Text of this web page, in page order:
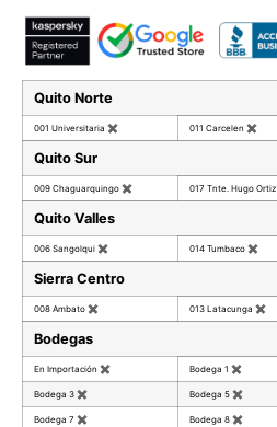
Quito Norte
001 Universitaria ✖ 011 Carcelen ✖
Quito Sur
009 Chaguarquingo ✖ 017 Tnte. Hugo Ortiz
Quito Valles
006 Sangolqui ✖ 014 Tumbaco ✖
Sierra Centro
008 Ambato ✖ 013 Latacunga ✖
Bodegas
En Importación ✖ Bodega 1 ✖
Bodega 3 ✖ Bodega 5 ✖
Bodega 7 ✖ Bodega 8 ✖